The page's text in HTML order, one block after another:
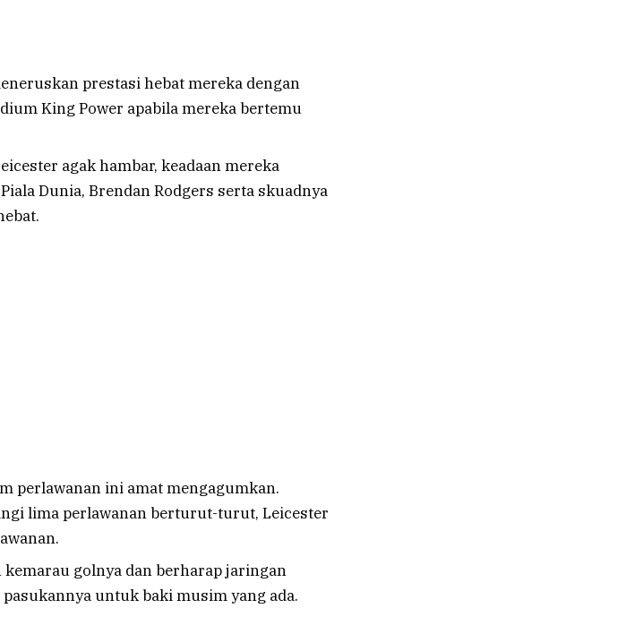
prestasi hebat mereka dengan
King Power apabila mereka bertemu
agak hambar, keadaan mereka
Dunia, Brendan Rodgers serta skuadnya
perlawanan ini amat mengagumkan.
lima perlawanan berturut-turut, Leicester
golnya dan berharap jaringan
untuk baki musim yang ada.